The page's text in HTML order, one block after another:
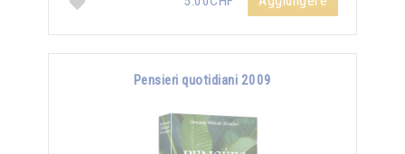
Pensieri quotidiani 2009